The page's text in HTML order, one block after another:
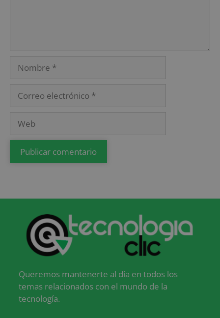
Queremos mantenerte al día en todos los
temas relacionados con el mundo de la
tecnología.